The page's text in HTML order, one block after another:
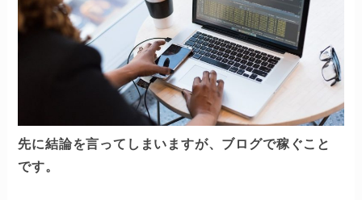
先に結論を言ってしまいますが、ブログで稼ぐこと
です。